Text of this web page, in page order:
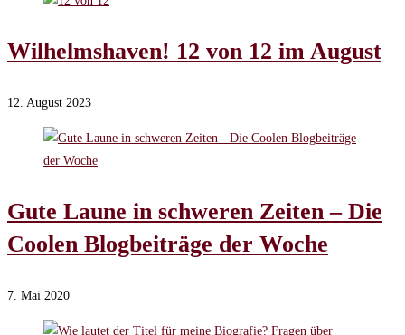
Wilhelmshaven! 12 von 12 im August
12. August 2023
Gute Laune in schweren Zeiten – Die
Coolen Blogbeiträge der Woche
7. Mai 2020